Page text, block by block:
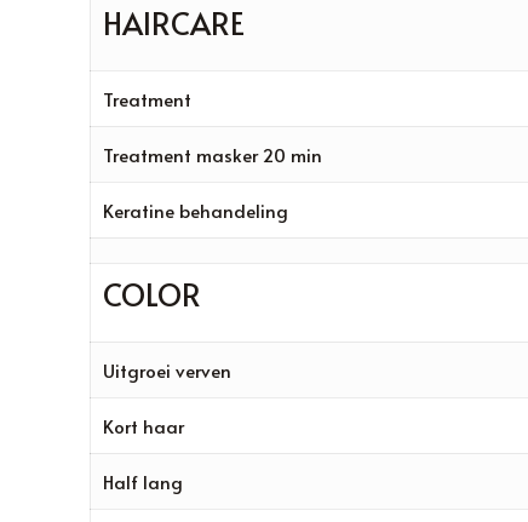
HAIRCARE
Treatment
Treatment masker 20 min
Keratine behandeling
COLOR
Uitgroei verven
Kort haar
Half lang